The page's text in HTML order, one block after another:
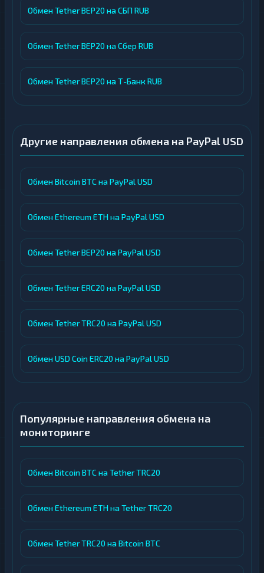
Обмен Tether BEP20 на СБП RUB
Обмен Tether BEP20 на Сбер RUB
Обмен Tether BEP20 на Т-Банк RUB
Другие направления обмена на PayPal USD
Обмен Bitcoin BTC на PayPal USD
Обмен Ethereum ETH на PayPal USD
Обмен Tether BEP20 на PayPal USD
Обмен Tether ERC20 на PayPal USD
Обмен Tether TRC20 на PayPal USD
Обмен USD Coin ERC20 на PayPal USD
Популярные направления обмена на
мониторинге
Обмен Bitcoin BTC на Tether TRC20
Обмен Ethereum ETH на Tether TRC20
Обмен Tether TRC20 на Bitcoin BTC